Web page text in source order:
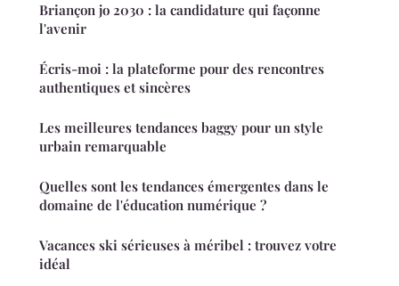
Briançon jo 2030 : la candidature qui façonne
l'avenir
Écris-moi : la plateforme pour des rencontres
authentiques et sincères
Les meilleures tendances baggy pour un style
urbain remarquable
Quelles sont les tendances émergentes dans le
domaine de l'éducation numérique ?
Vacances ski sérieuses à méribel : trouvez votre
idéal